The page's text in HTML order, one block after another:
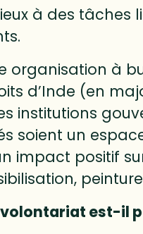
à des tâches
organisation à
d’Inde (en
institutions
soient un
impact positif
est-il